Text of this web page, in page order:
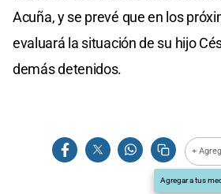
Acuña, y se prevé que en los
evaluará la situación de su hijo
demás detenidos.
+
Agregar a tus